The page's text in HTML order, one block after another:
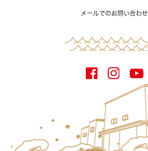
メールでのお問い合わせ